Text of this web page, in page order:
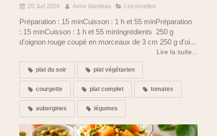
20 Juil 2026 Anne Manteau Les recettes
Préparation : 15 minCuisson : 1 h et 55 minPréparation
: 15 minCuisson : 1 h et 55 minIngrédients 250 g
d'oignon rouge coupé en morceaux de 3 cm 250 g d'oi...
Lire la suite...
plat du soir plat végétarien
courgette plat complet tomates
aubergines légumes